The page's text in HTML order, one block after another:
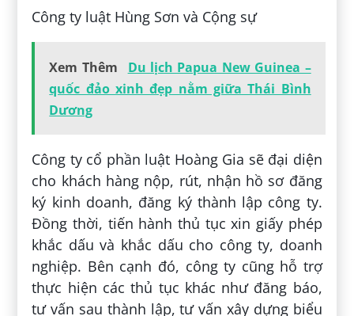
Công ty luật Hùng Sơn và Cộng sự
Xem Thêm
Du lịch Papua New Guinea –
quốc đảo xinh đẹp nằm giữa Thái Bình
Dương
Công ty cổ phần luật Hoàng Gia sẽ đại diện
cho khách hàng nộp, rút, nhận hồ sơ đăng
ký kinh doanh, đăng ký thành lập công ty.
Đồng thời, tiến hành thủ tục xin giấy phép
khắc dấu và khắc dấu cho công ty, doanh
nghiệp. Bên cạnh đó, công ty cũng hỗ trợ
thực hiện các thủ tục khác như đăng báo,
tư vấn sau thành lập, tư vấn xây dựng biểu